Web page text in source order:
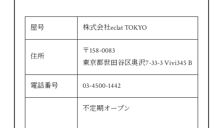
屋号 株式会社eclat TOKYO
住所
〒158-0083
東京都世田谷区奥沢7-33-3 Vivi345 B
電話番号 03-4500-1442
不定期オープン